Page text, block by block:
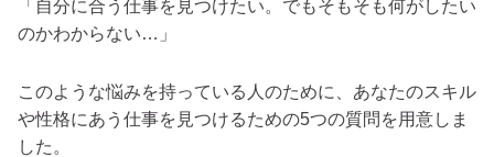
「自分に合う仕事を見つけたい。でもそもそも何がしたい
のかわからない…」
このような悩みを持っている人のために、あなたのスキル
や性格にあう仕事を見つけるための5つの質問を用意しま
した。